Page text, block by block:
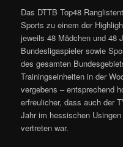
Das DTTB Top48
Sports zu einem der
jeweils 48 Mädchen und 48
Bundesligaspieler sowie
des gesamten
Trainingseinheiten in der
vergebens – entsprechend
erfreulicher, dass auch der
Jahr im hessischen
vertreten war.